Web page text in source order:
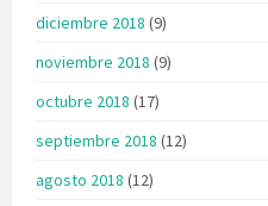
diciembre 2018 (9)
noviembre 2018 (9)
octubre 2018 (17)
septiembre 2018 (12)
agosto 2018 (12)